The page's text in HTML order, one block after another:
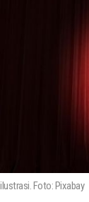
ilustrasi. Foto: Pixabay